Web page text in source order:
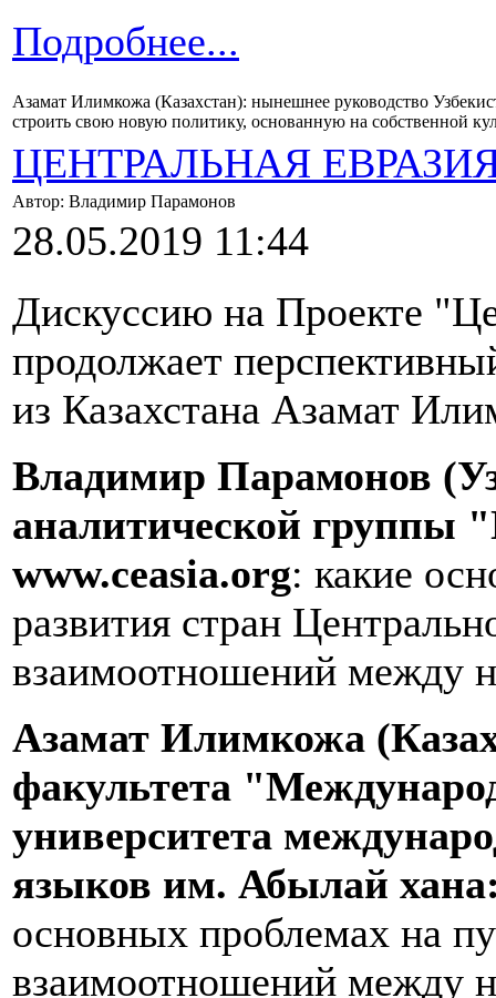
Подробнее...
Азамат Илимкожа (Казахстан): нынешнее руководство
строить свою новую политику, основанную на собственной
ЦЕНТРАЛЬНАЯ
Автор: Владимир Парамонов
28.05.2019 11:44
Дискуссию на Проекте
продолжает
из Казахстана Азамат
Владимир Парамонов
аналитической группы
www.ceasia.org: какие
развития стран
взаимоотношений между
Азамат Илимкожа
факультета
университета
языков им. Абылай
основных проблемах на
взаимоотношений между